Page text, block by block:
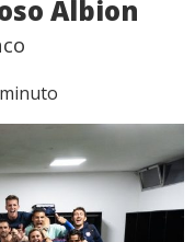
Albion
minuto